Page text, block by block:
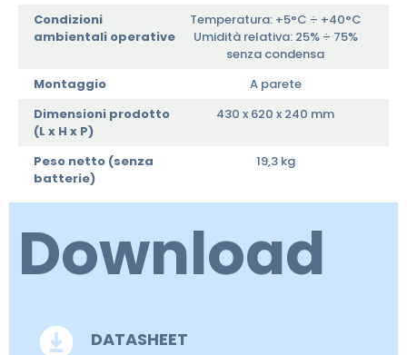
Condizioni
ambientali operative
Temperatura: +5°C ÷ +40°C
Umidità relativa: 25% ÷ 75%
senza condensa
Montaggio
A parete
Dimensioni prodotto
(L x H x P)
430 x 620 x 240 mm
Peso netto (senza
batterie)
19,3 kg
Download
DATASHEET